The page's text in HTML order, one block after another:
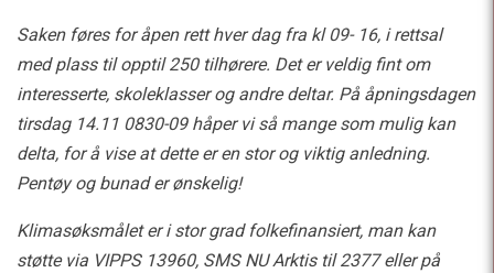
Saken føres for åpen rett hver dag fra kl 09- 16, i rettsal
med plass til opptil 250 tilhørere. Det er veldig fint om
interesserte, skoleklasser og andre deltar. På åpningsdagen
tirsdag 14.11 0830-09 håper vi så mange som mulig kan
delta, for å vise at dette er en stor og viktig anledning.
Pentøy og bunad er ønskelig!
Klimasøksmålet er i stor grad folkefinansiert, man kan
støtte via VIPPS 13960, SMS NU Arktis til 2377 eller på